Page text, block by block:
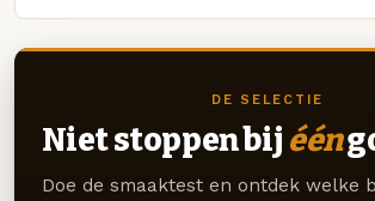
DE SELECTIE
Niet stoppen bij één
Doe de smaaktest en ontdek welke